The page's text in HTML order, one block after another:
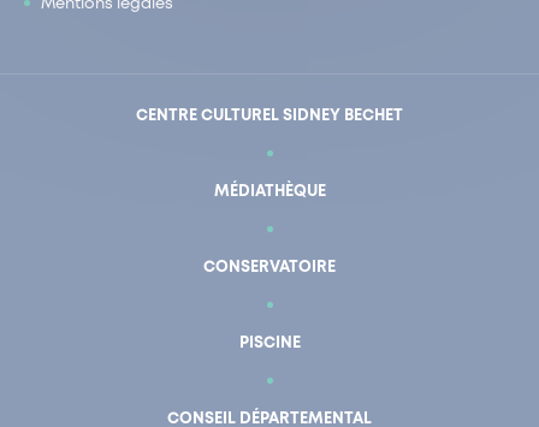
Mentions légales
CENTRE CULTUREL SIDNEY BECHET
MÉDIATHÈQUE
CONSERVATOIRE
PISCINE
CONSEIL DÉPARTEMENTAL